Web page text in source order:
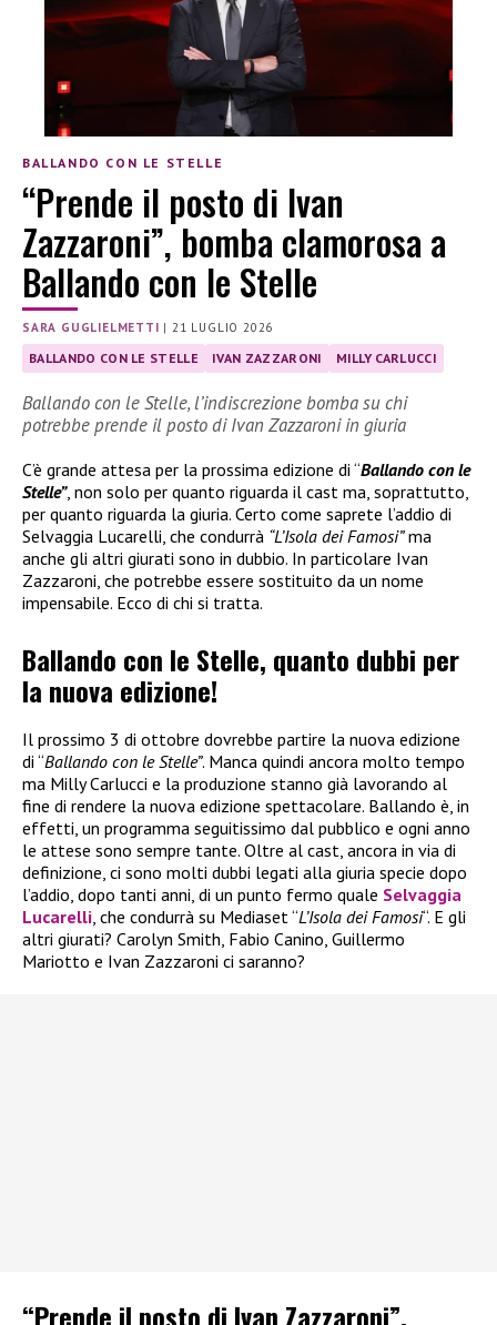
BALLANDO CON LE STELLE
“Prende il posto di Ivan
Zazzaroni”, bomba clamorosa a
Ballando con le Stelle
SARA GUGLIELMETTI |21 LUGLIO 2026
BALLANDO CON LE STELLE IVAN ZAZZARONI MILLY CARLUCCI
Ballando con le Stelle, l’indiscrezione bomba su chi
potrebbe prende il posto di Ivan Zazzaroni in giuria
C’è grande attesa per la prossima edizione di “Ballando con le
Stelle”, non solo per quanto riguarda il cast ma, soprattutto,
per quanto riguarda la giuria. Certo come saprete l’addio di
Selvaggia Lucarelli, che condurrà “L’Isola dei Famosi”ma
anche gli altri giurati sono in dubbio. In particolare Ivan
Zazzaroni, che potrebbe essere sostituito da un nome
impensabile. Ecco di chi si tratta.
Ballando con le Stelle, quanto dubbi per
la nuova edizione!
Il prossimo 3 di ottobre dovrebbe partire la nuova edizione
di “Ballando con le Stelle”. Manca quindi ancora molto tempo
ma Milly Carlucci e la produzione stanno già lavorando al
fine di rendere la nuova edizione spettacolare. Ballando è, in
effetti, un programma seguitissimo dal pubblico e ogni anno
le attese sono sempre tante. Oltre al cast, ancora in via di
definizione, ci sono molti dubbi legati alla giuria specie dopo
l’addio, dopo tanti anni, di un punto fermo quale Selvaggia
Lucarelli , che condurrà su Mediaset “L’Isola dei Famosi“. E gli
altri giurati? Carolyn Smith, Fabio Canino, Guillermo
Mariotto e Ivan Zazzaroni ci saranno?
“Prende il posto di Ivan Zazzaroni”,